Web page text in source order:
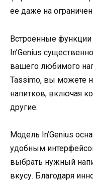
ее даже на
Встроенные
In’Genius
вашего любимого
Tassimo, вы можете
напитков, включая
другие.
Модель In’Genius
удобным
выбрать нужный
вкусу. Благодаря